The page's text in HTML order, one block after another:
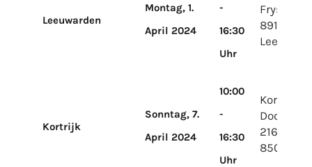
Leeuwarden
Montag, 1.
April 2024
-
16:30
Uhr
8914 AT
Kortrijk
Sonntag, 7.
April 2024
10:00
-
16:30
Uhr
Kortrijk
216
8500